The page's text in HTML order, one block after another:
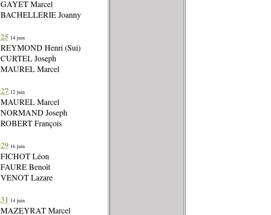
Marcel
Joanny
14 juin
REYMOND Henri (Sui)
Joseph
Marcel
12 juin
MAUREL Marcel
Joseph
François
16 juin
Léon
Benoît
Lazare
14 juin
MAZEYRAT Marcel